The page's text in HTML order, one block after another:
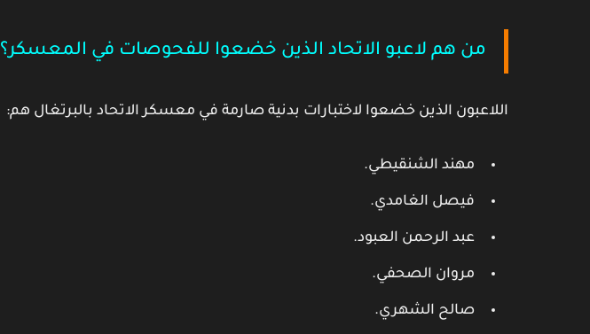
من هم لاعبو الاتحاد الذين خضعوا للفحوصات في المعسكر؟
اللاعبون الذين خضعوا لاختبارات بدنية صارمة في معسكر الاتحاد بالبرتغال هم:
مهند الشنقيطي.
فيصل الغامدي.
عبد الرحمن العبود.
مروان الصحفي.
صالح الشهري.